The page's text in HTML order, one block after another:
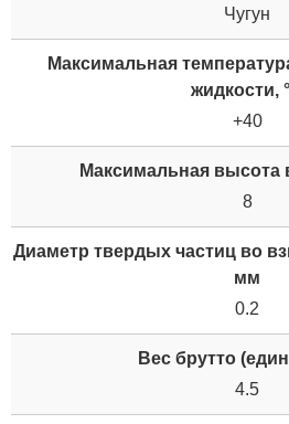
Чугун
Максимальная
жидкости,
+40
Максимальная высота
8
Диаметр твердых частиц во
мм
0.2
Вес брутто
4.5